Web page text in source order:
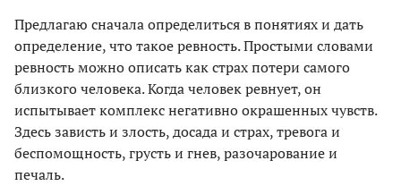
Предлагаю сначала определиться в понятиях и дать
определение, что такое ревность. Простыми словами
ревность можно описать как страх потери самого
близкого человека. Когда человек ревнует, он
испытывает комплекс негативно окрашенных чувств.
Здесь зависть и злость, досада и страх, тревога и
беспомощность, грусть и гнев, разочарование и
печаль.